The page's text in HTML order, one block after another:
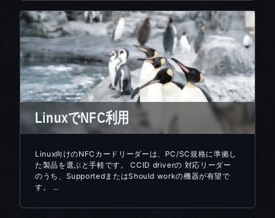
LinuxでNFC利用
Linux向けのNFCカードリーダーは、PC/SC規格に準拠し
た製品を選ぶと手軽です。 CCID driverの 対応リーダー
のうち、SupportedまたはShould workの機器が有望で
す。 …